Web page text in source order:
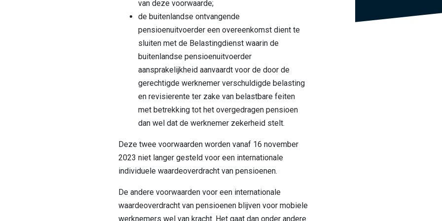
van deze voorwaarde;
de buitenlandse ontvangende
pensioenuitvoerder een overeenkomst dient te
sluiten met de Belastingdienst waarin de
buitenlandse pensioenuitvoerder
aansprakelijkheid aanvaardt voor de door de
gerechtigde werknemer verschuldigde belasting
en revisierente ter zake van belastbare feiten
met betrekking tot het overgedragen pensioen
dan wel dat de werknemer zekerheid stelt.
Deze twee voorwaarden worden vanaf 16 november
2023 niet langer gesteld voor een internationale
individuele waardeoverdracht van pensioenen.
De andere voorwaarden voor een internationale
waardeoverdracht van pensioenen blijven voor mobiele
werknemers wel van kracht. Het gaat dan onder andere